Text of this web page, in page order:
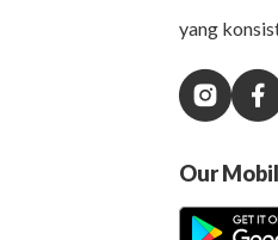
yang
Our